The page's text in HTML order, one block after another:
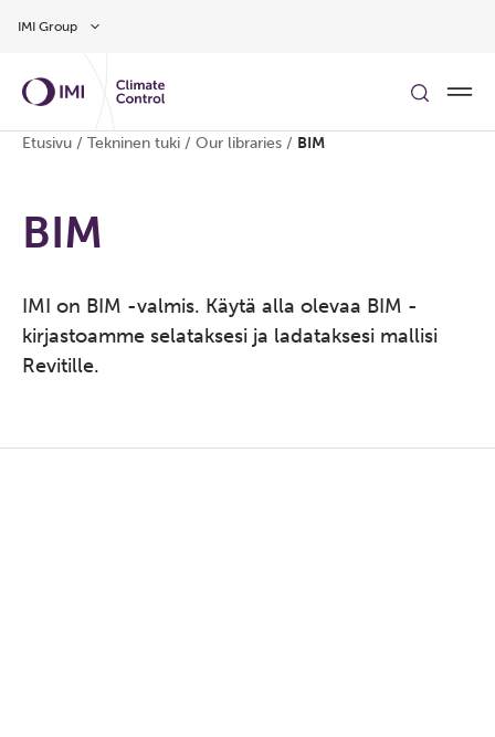
IMI Group
Etusivu / Tekninen tuki / Our libraries / BIM
BIM
IMI on BIM -valmis. Käytä alla olevaa BIM -
kirjastoamme selataksesi ja ladataksesi mallisi
Revitille.